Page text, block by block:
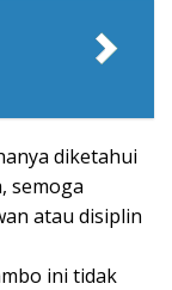
diketahui
semoga
atau disiplin
ini tidak